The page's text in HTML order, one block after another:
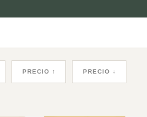
PRECIO ↑ PRECIO ↓